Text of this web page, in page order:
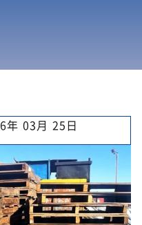
年 03月 25日